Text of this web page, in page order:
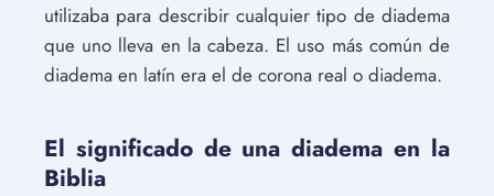
utilizaba para describir cualquier tipo de diadema
que uno lleva en la cabeza. El uso más común de
diadema en latín era el de corona real o diadema.
El significado de una diadema en la
Biblia